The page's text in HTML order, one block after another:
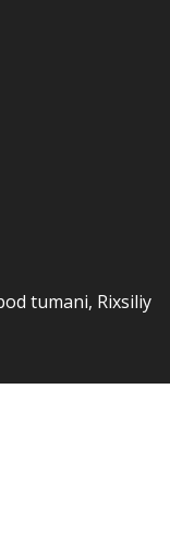
tumani, Rixsiliy